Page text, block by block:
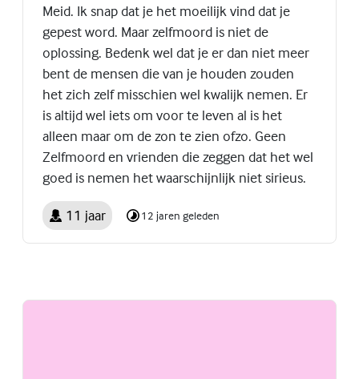
Meid. Ik snap dat je het moeilijk vind dat je
gepest word. Maar zelfmoord is niet de
oplossing. Bedenk wel dat je er dan niet meer
bent de mensen die van je houden zouden
het zich zelf misschien wel kwalijk nemen. Er
is altijd wel iets om voor te leven al is het
alleen maar om de zon te zien ofzo. Geen
Zelfmoord en vrienden die zeggen dat het wel
goed is nemen het waarschijnlijk niet sirieus.
11 jaar 12 jaren geleden